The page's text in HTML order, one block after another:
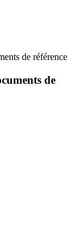
de référence
de